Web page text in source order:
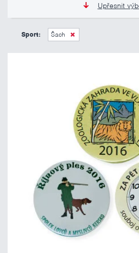
Upřesnit
13 Kč
Sport: Šach